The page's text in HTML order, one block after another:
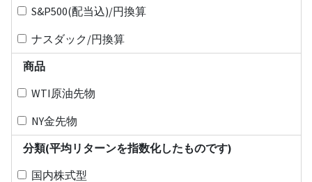
S&P500(配当込)/円換算
ナスダック/円換算
商品
WTI原油先物
NY金先物
分類(平均リターンを指数化したものです)
国内株式型